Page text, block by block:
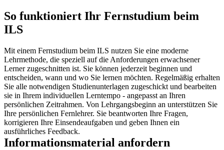
So funktioniert Ihr Fernstudium beim
ILS
Mit einem Fernstudium beim ILS nutzen Sie eine moderne
Lehrmethode, die speziell auf die Anforderungen erwachsener
Lerner zugeschnitten ist. Sie können jederzeit beginnen und
entscheiden, wann und wo Sie lernen möchten. Regelmäßig erhalten
Sie alle notwendigen Studienunterlagen zugeschickt und bearbeiten
sie in Ihrem individuellen Lerntempo - angepasst an Ihren
persönlichen Zeitrahmen. Von Lehrgangsbeginn an unterstützen Sie
Ihre persönlichen Fernlehrer. Sie beantworten Ihre Fragen,
korrigieren Ihre Einsendeaufgaben und geben Ihnen ein
ausführliches Feedback.
Informationsmaterial anfordern